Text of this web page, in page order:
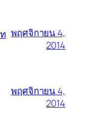
พฤศจิกายน 4,
2014
พฤศจิกายน 4,
2014